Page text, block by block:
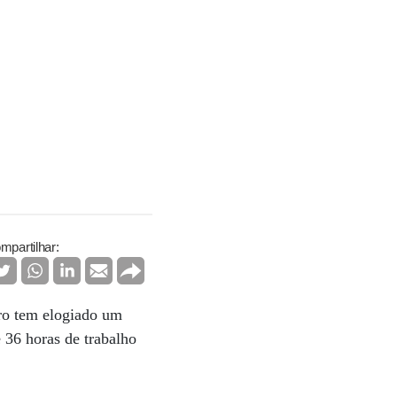
tem elogiado um
horas de trabalho